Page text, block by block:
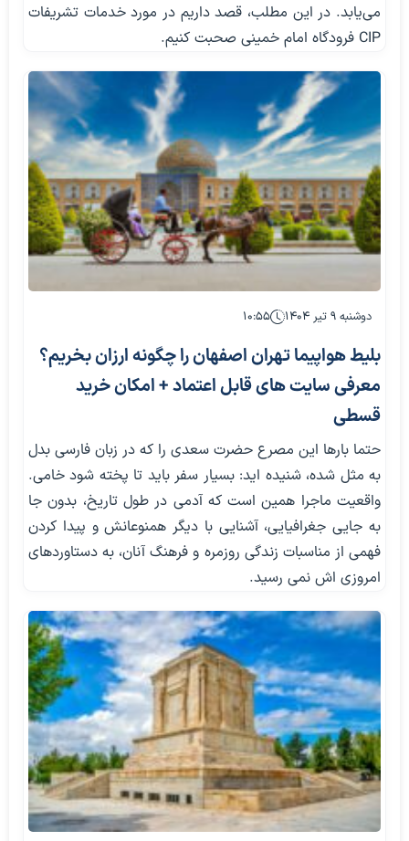
می‌یابد. در این مطلب، قصد داریم در مورد خدمات تشریفات
CIP فرودگاه امام خمینی صحبت کنیم.
دوشنبه ۹ تیر ۱۴۰۴ ۱۰:۵۵
بلیط هواپیما تهران اصفهان را چگونه ارزان بخریم؟
معرفی سایت‌ های قابل اعتماد + امکان خرید
قسطی
حتما بارها این مصرع حضرت سعدی را که در زبان فارسی بدل
به مثل شده، شنیده‌ اید: بسیار سفر باید تا پخته شود خامی.
واقعیت ماجرا همین‌ است که آدمی در طول تاریخ، بدون جا
به‌ جایی جغرافیایی، آشنایی با دیگر همنوعانش و پیدا کردن
فهمی از مناسبات زندگی روزمره و فرهنگ آنان، به دستاوردهای
امروزی‌ اش نمی ‌رسید.